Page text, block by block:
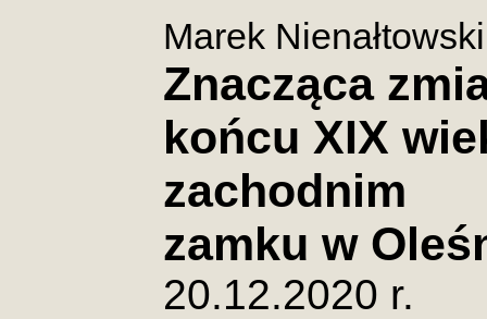
Marek Nienałtowski
Znacząca
końcu XIX
zachodnim
zamku w
20.12.2020 r.